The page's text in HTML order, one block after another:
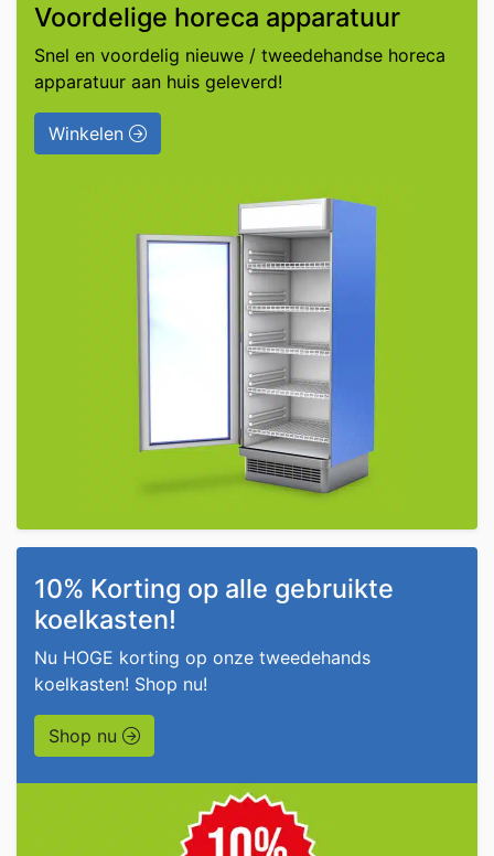
Voordelige horeca apparatuur
Snel en voordelig nieuwe / tweedehandse horeca
apparatuur aan huis geleverd!
Winkelen
10% Korting op alle gebruikte
koelkasten!
Nu HOGE korting op onze tweedehands
koelkasten! Shop nu!
Shop nu